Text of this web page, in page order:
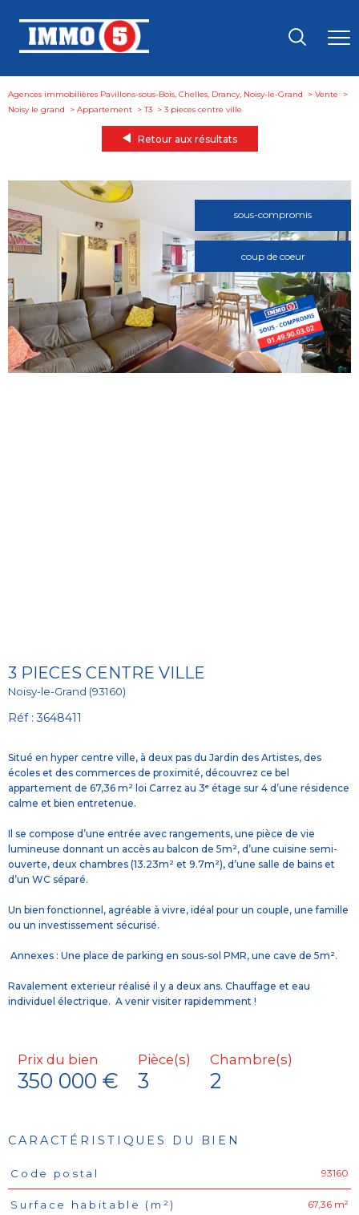
Agences immobilières Pavillons-sous-Bois, Chelles, Drancy, Noisy-le-Grand
Vente
Noisy le grand
Appartement T3 3 pieces centre ville
Retour aux résultats
sous-compromis
coup de coeur
3 PIECES CENTRE VILLE
Noisy-le-Grand (93160)
Réf : 3648411
Situé en hyper centre ville, à deux pas du Jardin des Artistes, des
écoles et des commerces de proximité, découvrez ce bel
appartement de 67,36 m² loi Carrez au 3ᵉ étage sur 4 d’une résidence
calme et bien entretenue.
Il se compose d’une entrée avec rangements, une pièce de vie
lumineuse donnant un accès au balcon de 5m², d’une cuisine semi-
ouverte, deux chambres (13.23m² et 9.7m²), d’une salle de bains et
d’un WC séparé.
Un bien fonctionnel, agréable à vivre, idéal pour un couple, une famille
ou un investissement sécurisé.
Annexes : Une place de parking en sous-sol PMR, une cave de 5m².
Ravalement exterieur réalisé il y a deux ans. Chauffage et eau
individuel électrique. A venir visiter rapidemment !
Prix du bien
350 000 €
Pièce(s)
3
Chambre(s)
2
CARACTÉRISTIQUES DU BIEN
Caractéristiques Valeurs
Code postal 93160
Surface habitable (m²) 67,36 m²